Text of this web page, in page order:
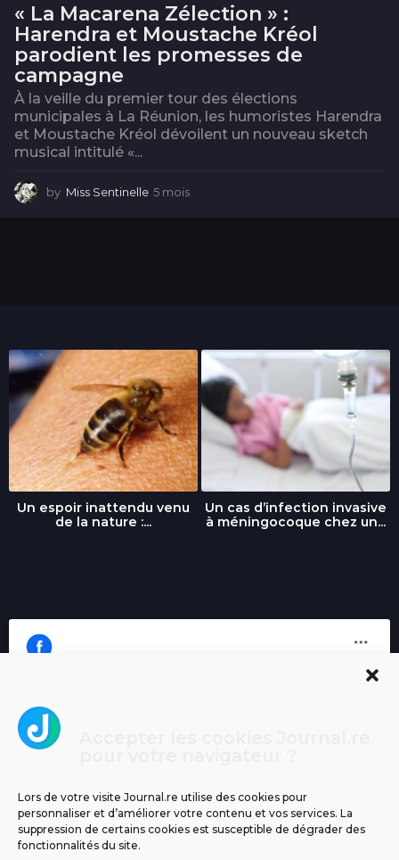
Lors de votre visite Journal.re utilise des cookies pour
personnaliser et d’améliorer votre contenu et vos services. La
suppression de certains cookies est susceptible de dégrader des
fonctionnalités du site.
« La Macarena Zélection » :
Harendra et Moustache Kréol
parodient les promesses de
campagne
À la veille du premier tour des élections
municipales à La Réunion, les humoristes Harendra
et Moustache Kréol dévoilent un nouveau sketch
musical intitulé «...
by Miss Sentinelle 5 mois
Un espoir inattendu venu
de la nature :...
Un cas d’infection invasive
à méningocoque chez un...